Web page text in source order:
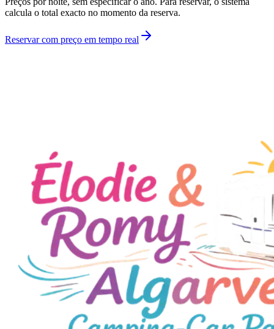
calcula o total exacto no momento da reserva.
Reservar com preço em tempo real